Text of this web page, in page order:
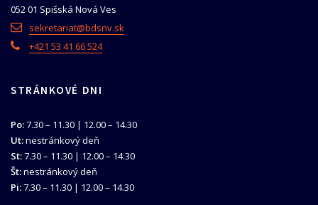
052 01 Spišská Nová Ves
sekretariat@bdsnv.sk
+421 53 41 66 524
STRÁNKOVÉ DNI
Po:7.30 – 11.30 | 12.00 – 14.30
Ut:nestránkový deň
St:7.30 – 11.30 | 12.00 – 14.30
Št:nestránkový deň
Pi:7.30 – 11.30 | 12.00 – 14.30